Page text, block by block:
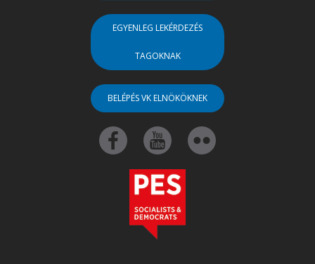
EGYENLEG LEKÉRDEZÉS
TAGOKNAK
BELÉPÉS VK ELNÖKÖKNEK